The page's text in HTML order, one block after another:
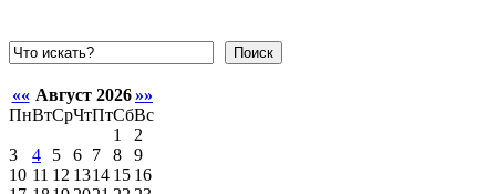
Поиск
«« Август 2026 »»
ПнВтСрЧтПтСбВс
1
2
3
4 5 6 7 8
9
10 11 12 1314 15 16